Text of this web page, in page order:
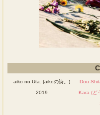
aiko no Uta. (aikoの詩。)
2019
Dou
Kara (ど